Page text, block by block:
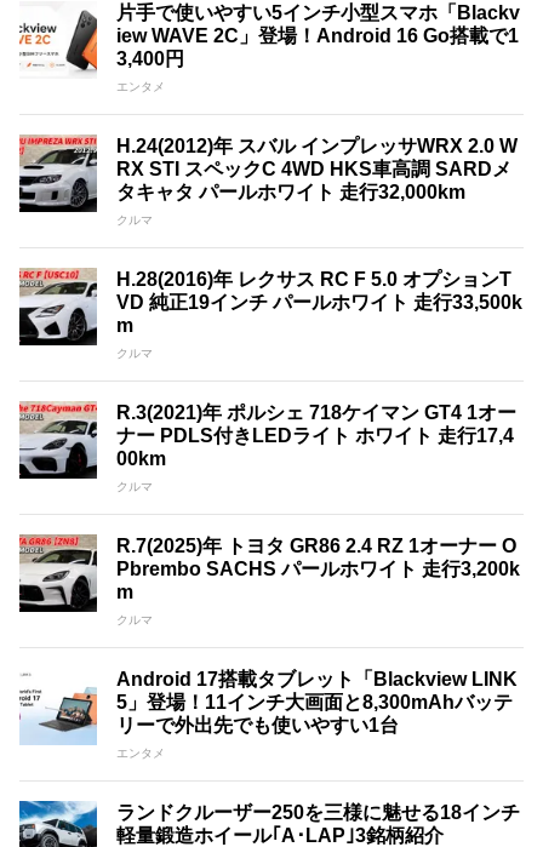
片手で使いやすい5インチ小型スマホ「Blackv
iew WAVE 2C」登場！Android 16 Go搭載で1
3,400円
エンタメ
H.24(2012)年 スバル インプレッサWRX 2.0 W
RX STI スペックC 4WD HKS車高調 SARDメ
タキャタ パールホワイト 走行32,000km
クルマ
H.28(2016)年 レクサス RC F 5.0 オプションT
VD 純正19インチ パールホワイト 走行33,500k
m
クルマ
R.3(2021)年 ポルシェ 718ケイマン GT4 1オー
ナー PDLS付きLEDライト ホワイト 走行17,4
00km
クルマ
R.7(2025)年 トヨタ GR86 2.4 RZ 1オーナー O
Pbrembo SACHS パールホワイト 走行3,200k
m
クルマ
Android 17搭載タブレット「Blackview LINK
5」登場！11インチ大画面と8,300mAhバッテ
リーで外出先でも使いやすい1台
エンタメ
ランドクルーザー250を三様に魅せる18インチ
軽量鍛造ホイール｢A･LAP｣3銘柄紹介